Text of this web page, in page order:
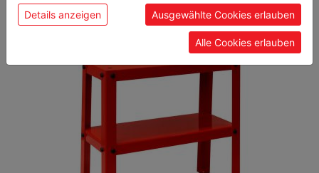
PRODUKT
Details anzeigen Ausgewählte Cookies erlauben
Alle Cookies erlauben